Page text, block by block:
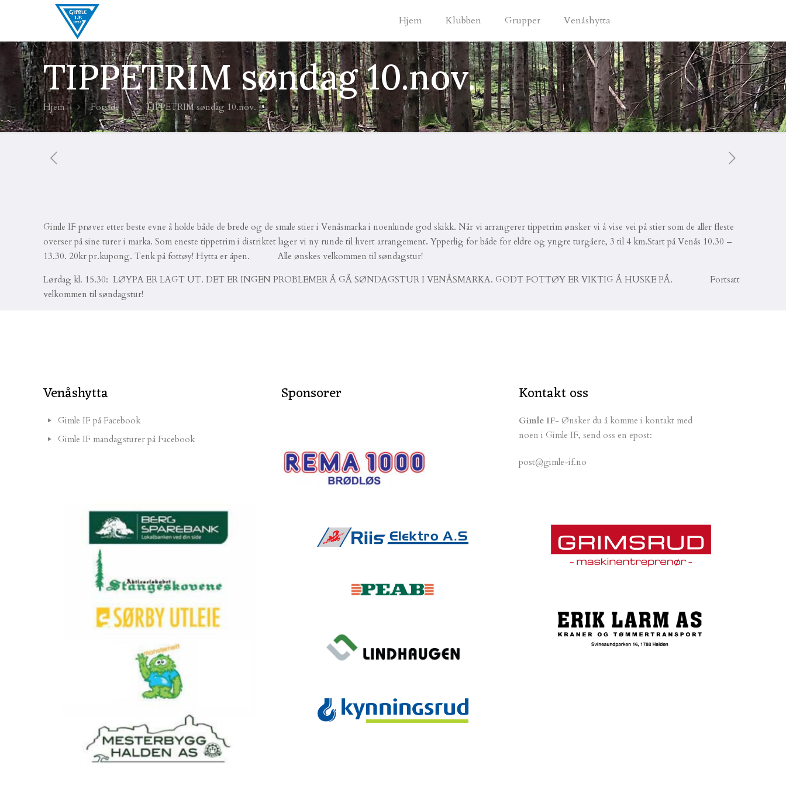
Hjem Klubben Grupper Venåshytta
TIPPETRIM søndag 10.nov.
Hjem Forside TIPPETRIM søndag 10.nov.
Gimle IF prøver etter beste evne å holde både de brede og de smale stier i Venåsmarka i noenlunde god skikk. Når vi arrangerer tippetrim ønsker vi å vise vei på stier som de aller fleste
overser på sine turer i marka. Som eneste tippetrim i distriktet lager vi ny runde til hvert arrangement. Ypperlig for både for eldre og yngre turgåere, 3 til 4 km.Start på Venås 10.30 –
13.30. 20kr pr.kupong. Tenk på fottøy! Hytta er åpen. Alle ønskes velkommen til søndagstur!
Lørdag kl. 15.30: LØYPA ER LAGT UT. DET ER INGEN PROBLEMER Å GÅ SØNDAGSTUR I VENÅSMARKA. GODT FOTTØY ER VIKTIG Å HUSKE PÅ. Fortsatt
velkommen til søndagstur!
Venåshytta
Gimle IF på Facebook
Gimle IF mandagsturer på Facebook
Sponsorer Kontakt oss
Gimle IF- Ønsker du å komme i kontakt med
noen i Gimle IF, send oss en epost:
post@gimle-if.no